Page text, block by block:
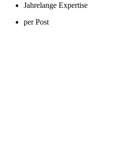
Jahrelange Expertise
per Post